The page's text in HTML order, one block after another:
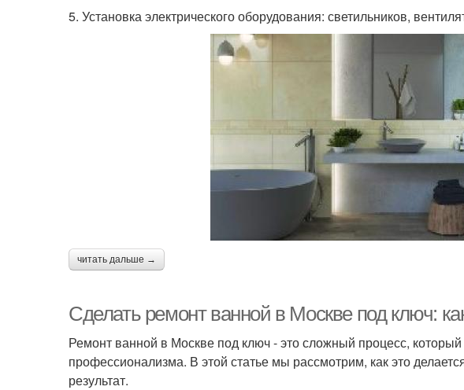
5. Установка электрического оборудования: светильников,
читать дальше →
Сделать ремонт ванной в Москве под ключ:
Ремонт ванной в Москве под ключ - это сложный процесс, который
профессионализма. В этой статье мы рассмотрим, как это
результат.